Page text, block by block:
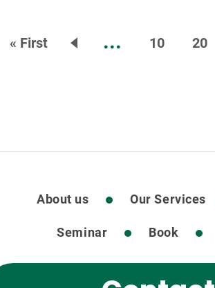
« First ... 10 20
About us Our Services
Seminar Book